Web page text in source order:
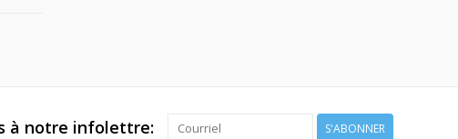
à notre infolettre: S'ABONNER